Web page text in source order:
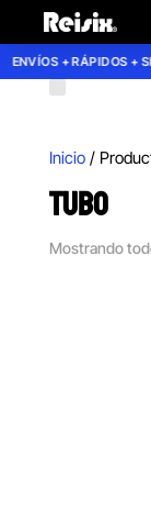
ENVÍOS + RÁPIDOS +
Inicio/
TUBO
Mostrando